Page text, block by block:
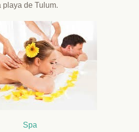
playa de Tulum.
Spa